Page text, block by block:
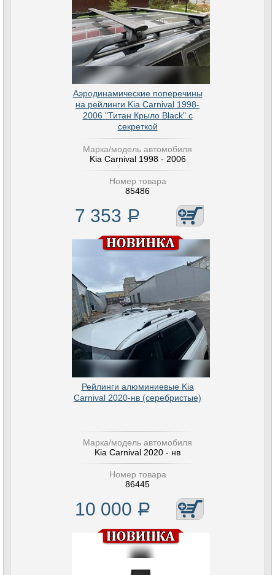
Аэродинамические поперечины
на рейлинги Kia Carnival 1998-
2006 "Титан Крыло Black" с
секреткой
Марка/модель автомобиля
Kia Carnival 1998 - 2006
Номер товара
85486
7 353 Р
Рейлинги алюминиевые Kia
Carnival 2020-нв (серебристые)
Марка/модель автомобиля
Kia Carnival 2020 - нв
Номер товара
86445
10 000 Р